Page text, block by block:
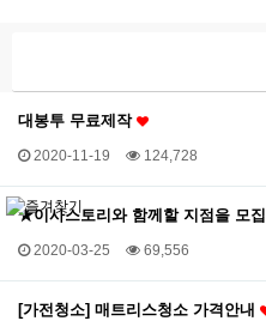
대봉투 무료제작
2020-11-19 124,728
★이사스토리와 함께할 지점을 모
2020-03-25 69,556
[가전청소] 매트리스청소 가격안내